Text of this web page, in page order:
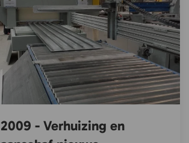
2009 - Verhuizing en